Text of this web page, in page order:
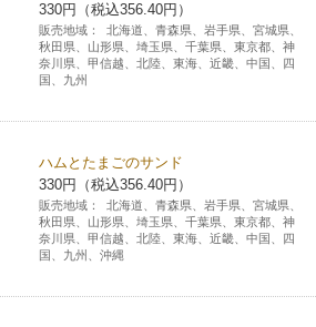
330円（税込356.40円）
販売地域：
北海道、青森県、岩手県、宮城県、
秋田県、山形県、埼玉県、千葉県、東京都、神
奈川県、甲信越、北陸、東海、近畿、中国、四
国、九州
ハムとたまごのサンド
330円（税込356.40円）
販売地域：
北海道、青森県、岩手県、宮城県、
秋田県、山形県、埼玉県、千葉県、東京都、神
奈川県、甲信越、北陸、東海、近畿、中国、四
国、九州、沖縄